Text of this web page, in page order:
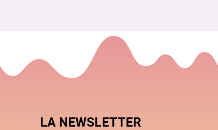
LA NEWSLETTER